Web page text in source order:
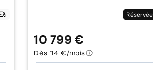
Réservée
10 799 €
Dès 114 €/mois